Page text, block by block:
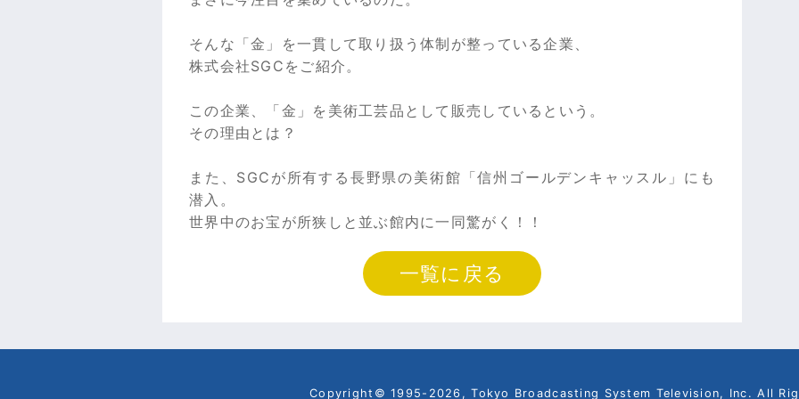
そんな「金」を一貫して取り扱う体制が整っている企業、
株式会社SGCをご紹介。
この企業、「金」を美術工芸品として販売しているという。
その理由とは？
また、SGCが所有する長野県の美術館「信州ゴールデンキャッスル」にも
潜入。
世界中のお宝が所狭しと並ぶ館内に一同驚がく！！
一覧に戻る
Copyright© 1995-2026, Tokyo Broadcasting System Television, Inc. All